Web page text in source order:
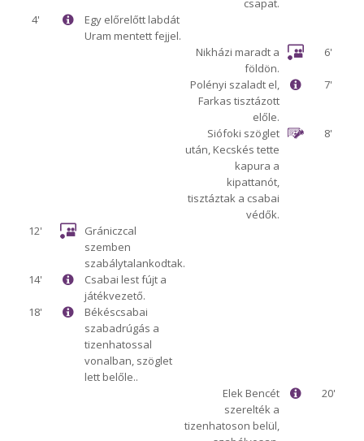
csapat.
4'
Egy előrelőtt labdát
Uram mentett fejjel.
6'
Nikházi maradt a
földön.
7'
Polényi szaladt el,
Farkas tisztázott
előle.
8'
Siófoki szöglet
után, Kecskés tette
kapura a
kipattanót,
tisztáztak a csabai
védők.
12'
Grániczcal
szemben
szabálytalankodtak.
14'
Csabai lest fújt a
játékvezető.
18'
Békéscsabai
szabadrúgás a
tizenhatossal
vonalban, szöglet
lett belőle..
20'
Elek Bencét
szerelték a
tizenhatoson belül,